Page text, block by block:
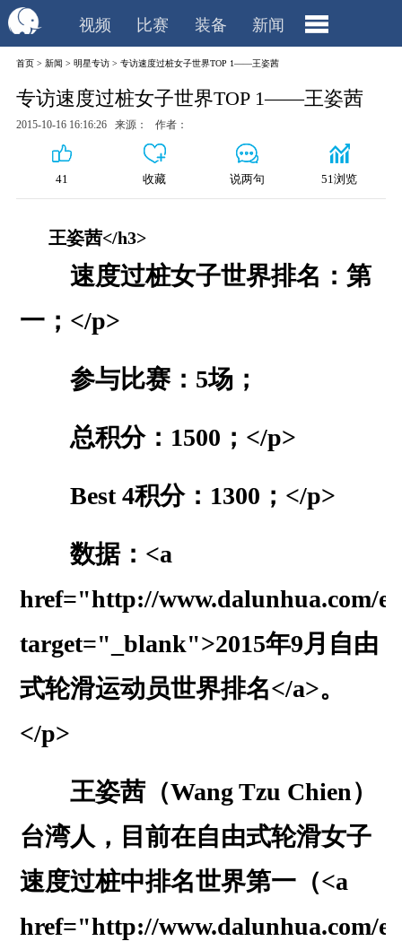
视频 比赛 装备 新闻
首页> 新闻 > 明星专访> 专访速度过桩女子世界TOP 1——王姿茜
专访速度过桩女子世界TOP 1——王姿茜
2015-10-16 16:16:26 来源： 作者：
41 收藏 说两句 51浏览
王姿茜</h3>
速度过桩女子世界排名：第
一；</p>
参与比赛：5场；
总积分：1500；</p>
Best 4积分：1300；</p>
数据：<a
href="http://www.dalunhua.com/
target="_blank">2015年9月自由
式轮滑运动员世界排名</a>。
</p>
王姿茜（Wang Tzu Chien）
台湾人，目前在自由式轮滑女子
速度过桩中排名世界第一（<a
href="http://www.dalunhua.com/